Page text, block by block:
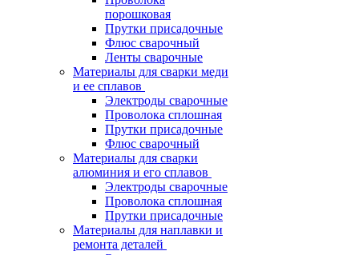
порошковая
Прутки присадочные
Флюс сварочный
Ленты сварочные
Материалы для сварки меди
и ее сплавов
Электроды сварочные
Проволока сплошная
Прутки присадочные
Флюс сварочный
Материалы для сварки
алюминия и его сплавов
Электроды сварочные
Проволока сплошная
Прутки присадочные
Материалы для наплавки и
ремонта деталей